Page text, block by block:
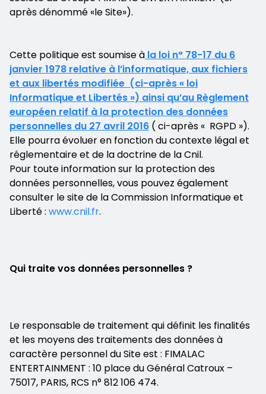
après dénommé «le Site»).
Cette politique est soumise à la loi n° 78-17 du 6
janvier 1978 relative à l’informatique, aux fichiers
et aux libertés modifiée (ci-après « loi
Informatique et Libertés ») ainsi qu’au Règlement
européen relatif à la protection des données
personnelles du 27 avril 2016 ( ci-après « RGPD »).
Elle pourra évoluer en fonction du contexte légal et
réglementaire et de la doctrine de la Cnil.
Pour toute information sur la protection des
données personnelles, vous pouvez également
consulter le site de la Commission Informatique et
Liberté : www.cnil.fr.
Qui traite vos données personnelles ?
Le responsable de traitement qui définit les finalités
et les moyens des traitements des données à
caractère personnel du Site est : FIMALAC
ENTERTAINMENT : 10 place du Général Catroux –
75017, PARIS, RCS n° 812 106 474.